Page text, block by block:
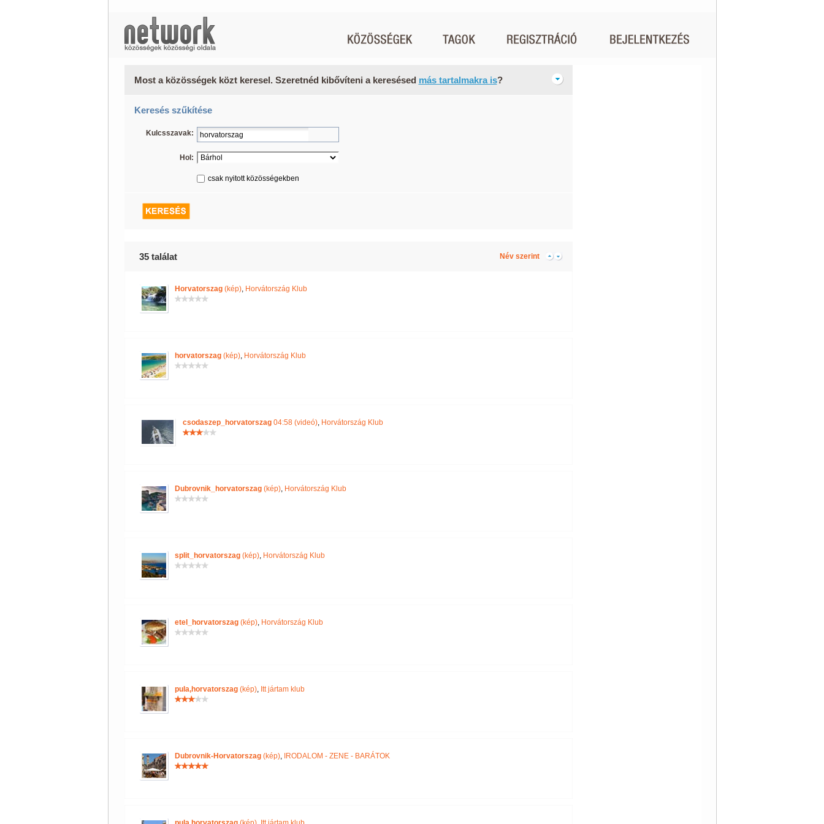
Most a közösségek közt keresel. Szeretnéd kibővíteni a keresésed más tartalmakra is?
Keresés szűkítése
Kulcsszavak:
Hol:
csak nyitott közösségekben
35 találat Név szerint
Horvatorszag(kép), Horvátország Klub
horvatorszag(kép), Horvátország Klub
csodaszep_horvatorszag04:58 (videó), Horvátország Klub
Dubrovnik_horvatorszag(kép), Horvátország Klub
split_horvatorszag(kép), Horvátország Klub
etel_horvatorszag(kép), Horvátország Klub
pula,horvatorszag(kép), Itt jártam klub
Dubrovnik-Horvatorszag(kép), IRODALOM - ZENE - BARÁTOK